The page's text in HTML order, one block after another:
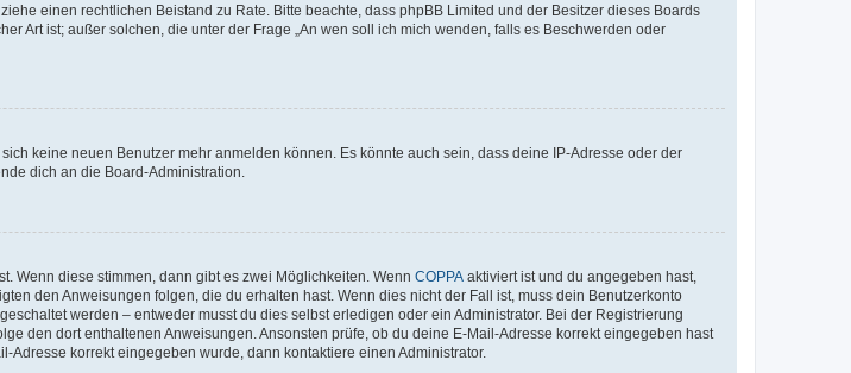
einen rechtlichen Beistand zu Rate. Bitte beachte, dass phpBB Limited und der Besitzer dieses Boards
Art ist; außer solchen, die unter der Frage „An wen soll ich mich wenden, falls es Beschwerden oder
keine neuen Benutzer mehr anmelden können. Es könnte auch sein, dass deine IP-Adresse oder der
dich an die Board-Administration.
Wenn diese stimmen, dann gibt es zwei Möglichkeiten. Wenn COPPA aktiviert ist und du angegeben hast,
den Anweisungen folgen, die du erhalten hast. Wenn dies nicht der Fall ist, muss dein Benutzerkonto
werden – entweder musst du dies selbst erledigen oder ein Administrator. Bei der Registrierung
den dort enthaltenen Anweisungen. Ansonsten prüfe, ob du deine E-Mail-Adresse korrekt eingegeben hast
korrekt eingegeben wurde, dann kontaktiere einen Administrator.